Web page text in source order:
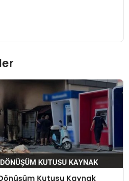
Kutusu Kaynak